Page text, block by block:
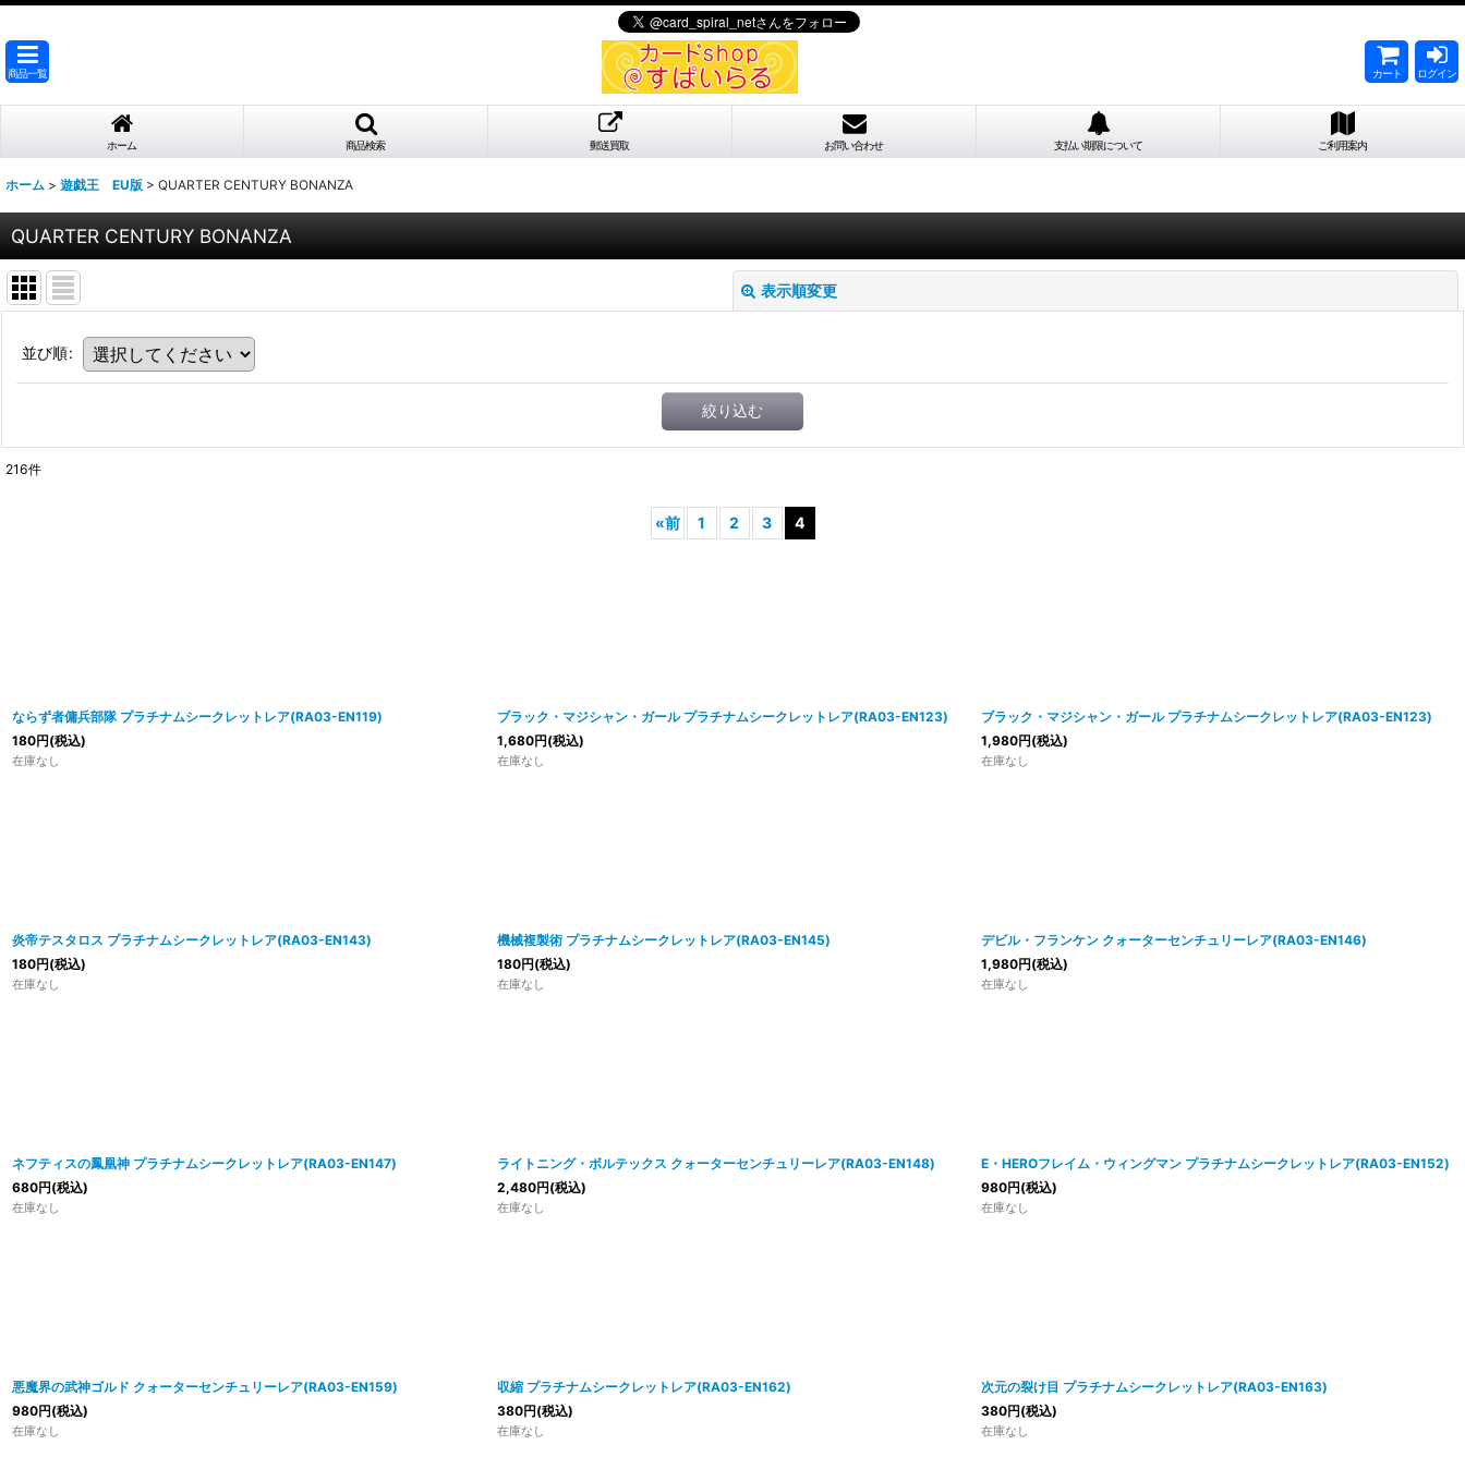
商品一覧 カート ログイン
ホーム 商品検索 郵送買取 お問い合わせ 支払い期限について ご利用案内
ホーム > 遊戯王 EU版 > QUARTER CENTURY BONANZA
QUARTER CENTURY BONANZA
表示順変更
並び順:
絞り込む
216件
«前 1 2 3 4
ならず者傭兵部隊 プラチナムシークレットレア(RA03-EN119)
180円(税込)
在庫なし
ブラック・マジシャン・ガール プラチナムシークレットレア(RA03-EN123)
1,680円(税込)
在庫なし
ブラック・マジシャン・ガール プラチナムシークレットレア(RA03-EN123)
1,980円(税込)
在庫なし
炎帝テスタロス プラチナムシークレットレア(RA03-EN143)
180円(税込)
在庫なし
機械複製術 プラチナムシークレットレア(RA03-EN145)
180円(税込)
在庫なし
デビル・フランケン クォーターセンチュリーレア(RA03-EN146)
1,980円(税込)
在庫なし
ネフティスの鳳凰神 プラチナムシークレットレア(RA03-EN147)
680円(税込)
在庫なし
ライトニング・ボルテックス クォーターセンチュリーレア(RA03-EN148)
2,480円(税込)
在庫なし
E・HEROフレイム・ウィングマン プラチナムシークレットレア(RA03-EN152)
980円(税込)
在庫なし
悪魔界の武神ゴルド クォーターセンチュリーレア(RA03-EN159)
980円(税込)
在庫なし
収縮 プラチナムシークレットレア(RA03-EN162)
380円(税込)
在庫なし
次元の裂け目 プラチナムシークレットレア(RA03-EN163)
380円(税込)
在庫なし